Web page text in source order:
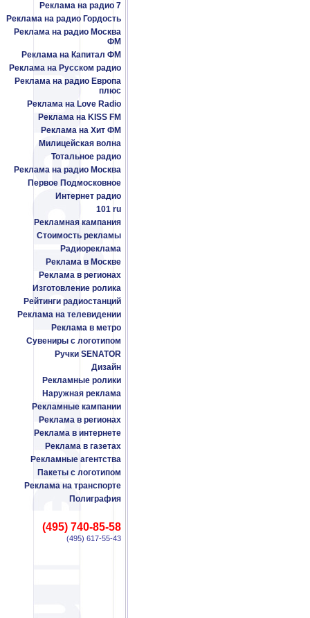
Реклама на радио 7
Реклама на радио Гордость
Реклама на радио Москва
ФМ
Реклама на Капитал ФМ
Реклама на Русском радио
Реклама на радио Европа
плюс
Реклама на Love Radio
Реклама на KISS FM
Реклама на Хит ФМ
Милицейская волна
Тотальное радио
Реклама на радио Москва
Первое Подмосковное
Интернет радио
101 ru
Рекламная кампания
Стоимость рекламы
Радиореклама
Реклама в Москве
Реклама в регионах
Изготовление ролика
Рейтинги радиостанций
Реклама на телевидении
Реклама в метро
Сувениры с логотипом
Ручки SENATOR
Дизайн
Рекламные ролики
Наружная реклама
Рекламные кампании
Реклама в регионах
Реклама в интернете
Реклама в газетах
Рекламные агентства
Пакеты с логотипом
Реклама на транспорте
Полиграфия
(495) 740-85-58
(495) 617-55-43